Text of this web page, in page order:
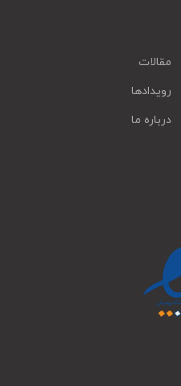
مقالات
رویدادها
درباره ما